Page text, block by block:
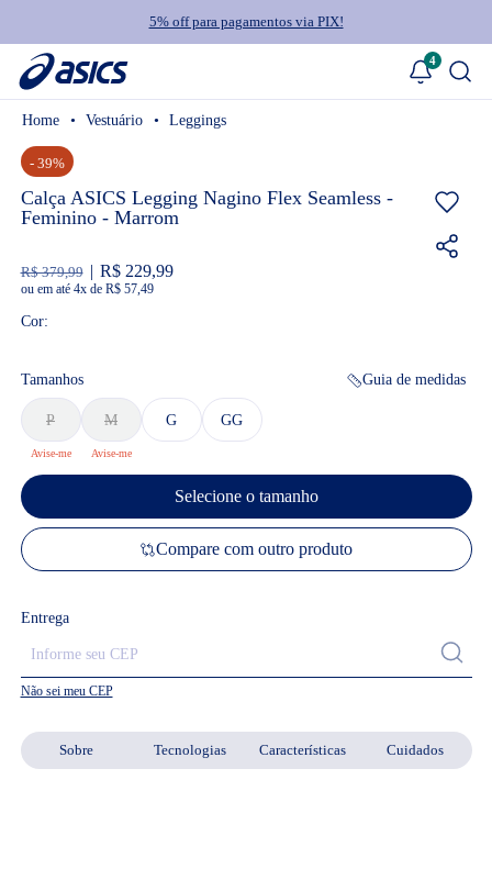
5% off para pagamentos via PIX!
4
Sobre Tecnologias Características Cuidados
Vestuário Leggings
- 39%
Calça ASICS Legging Nagino Flex Seamless -
Feminino - Marrom
R$ 379,99 R$ 229,99
ou 4xde R$ 57,49
Cor:
Tamanhos Guia de medidas
P M G GG
Selecione o tamanho
Compare com outro produto
Entrega
Não sei meu CEP